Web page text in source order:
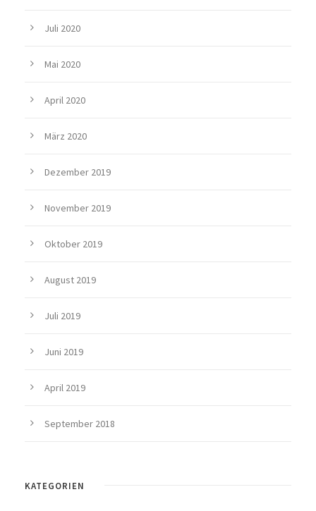
Juli 2020
Mai 2020
April 2020
März 2020
Dezember 2019
November 2019
Oktober 2019
August 2019
Juli 2019
Juni 2019
April 2019
September 2018
KATEGORIEN